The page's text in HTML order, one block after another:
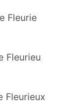
Fleurie
Fleurieu
Fleurieux